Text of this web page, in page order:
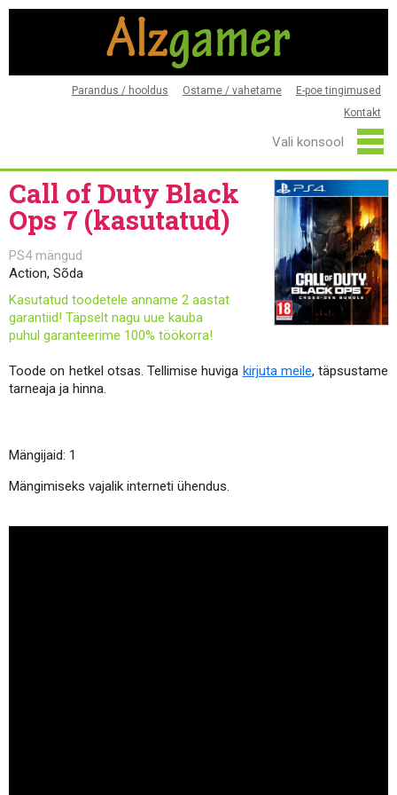
Parandus / hooldus Ostame / vahetame
E-poe tingimused
Kontakt
Call of Duty Black
Ops 7 (kasutatud)
PS4 mängud
Action, Sõda
Kasutatud toodetele anname 2 aastat
garantiid! Täpselt nagu uue kauba
puhul garanteerime 100% töökorra!
Toode on hetkel otsas. Tellimise huviga kirjuta meile, täpsustame
tarneaja ja hinna.
Mängijaid: 1
Mängimiseks vajalik interneti ühendus.